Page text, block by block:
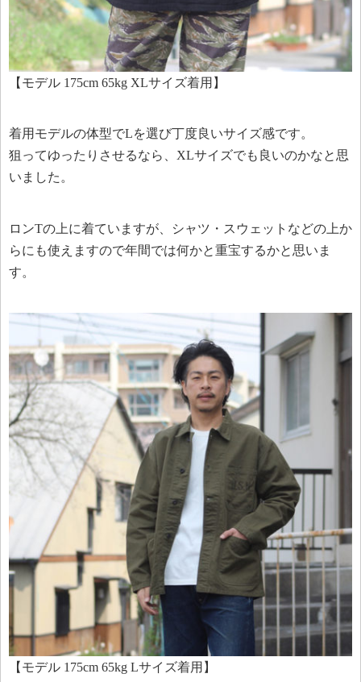
【モデル 175cm 65kg XLサイズ着用】
着用モデルの体型でLを選び丁度良いサイズ感です。
狙ってゆったりさせるなら、XLサイズでも良いのかなと思
いました。
ロンTの上に着ていますが、シャツ・スウェットなどの上か
らにも使えますので年間では何かと重宝するかと思いま
す。
【モデル 175cm 65kg Lサイズ着用】